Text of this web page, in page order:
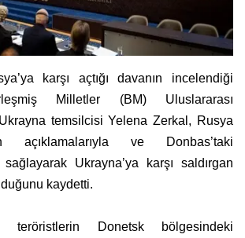
karşı açtığı davanın incelendiği
Milletler (BM) Uluslararası
temsilcisi Yelena Zerkal, Rusya
açıklamalarıyla ve Donbas’taki
Ukrayna’ya karşı saldırgan
kaydetti.
teröristlerin Donetsk bölgesindeki